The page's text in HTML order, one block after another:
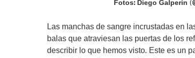
Fotos: Diego Galperin (
Las manchas de sangre incrustadas en
balas que atraviesan las puertas de los
describir lo que hemos visto. Este es un